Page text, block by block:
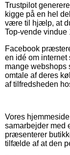
Trustpilot
kigge på en hel
være til hjælp, at
Top-vende vindue
Facebook
en idé om
mange webshops
omtale af deres
af tilfredsheden
Vores
samarbejder med
præsenterer
tilfælde af at den